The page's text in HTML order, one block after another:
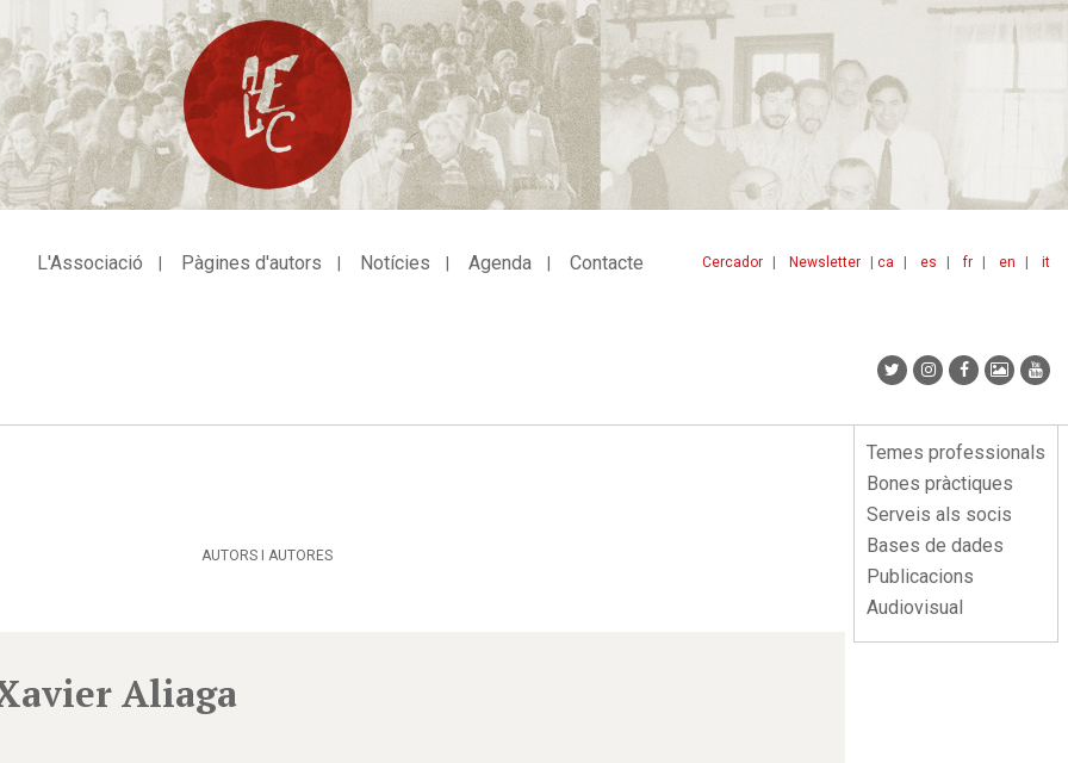
ca es fr en it
Cercador Newsletter
L'Associació Pàgines d'autors Notícies Agenda Contacte
Menu
lateral
Temes professionals
Bones pràctiques
Serveis als socis
Bases de dades
Publicacions
Audiovisual
AUTORS I AUTORES
Aliaga